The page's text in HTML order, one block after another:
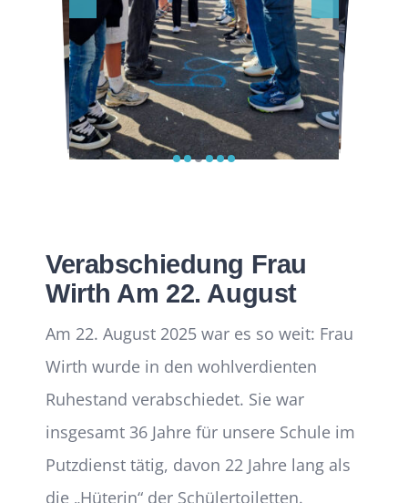
Verabschiedung Frau
Wirth Am 22. August
Am 22. August 2025 war es so weit: Frau
Wirth wurde in den wohlverdienten
Ruhestand verabschiedet. Sie war
insgesamt 36 Jahre für unsere Schule im
Putzdienst tätig, davon 22 Jahre lang als
die „Hüterin“ der Schülertoiletten.